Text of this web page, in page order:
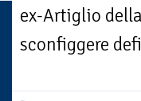
ex-Artiglio
sconfiggere